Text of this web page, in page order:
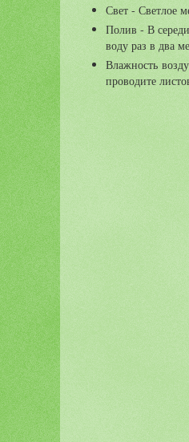
Свет - Светлое
Полив - В
воду раз в два
Влажность
проводите